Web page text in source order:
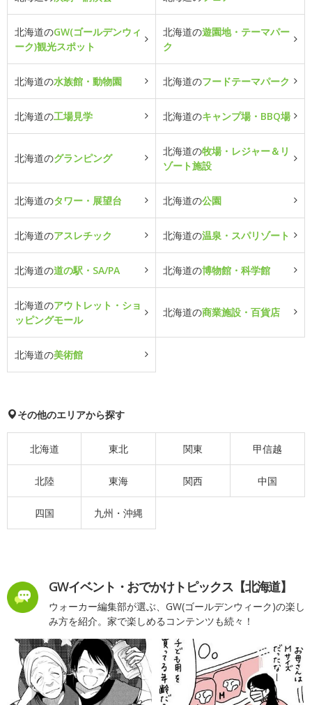
北海道のGW(ゴールデンウィ
ーク)観光スポット
北海道の遊園地・テーマパー
ク
北海道の水族館・動物園 北海道のフードテーマパーク
北海道の工場見学 北海道のキャンプ場・BBQ場
北海道のグランピング
北海道の牧場・レジャー＆リ
ゾート施設
北海道のタワー・展望台 北海道の公園
北海道のアスレチック 北海道の温泉・スパリゾート
北海道の道の駅・SA/PA 北海道の博物館・科学館
北海道のアウトレット・ショ
ッピングモール
北海道の商業施設・百貨店
北海道の美術館
その他のエリアから探す
北海道 東北 関東 甲信越
北陸 東海 関西 中国
四国 九州・沖縄
GWイベント・おでかけトピックス【北海道】
ウォーカー編集部が選ぶ、GW(ゴールデンウィーク)の楽し
み方を紹介。家で楽しめるコンテンツも続々！